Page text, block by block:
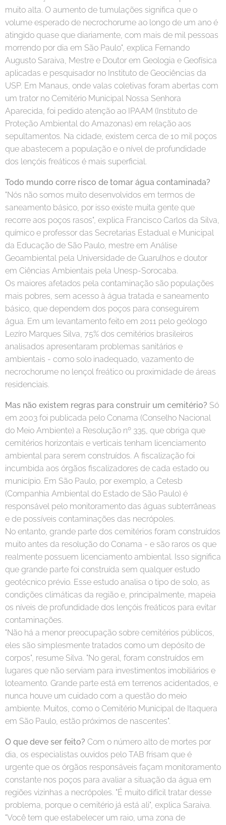
muito alta. O aumento de tumulações significa que o
volume esperado de necrochorume ao longo de um ano é
atingido quase que diariamente, com mais de mil pessoas
morrendo por dia em São Paulo", explica Fernando
Augusto Saraiva, Mestre e Doutor em Geologia e Geofísica
aplicadas e pesquisador no Instituto de Geociências da
USP. Em Manaus, onde valas coletivas foram abertas com
um trator no Cemitério Municipal Nossa Senhora
Aparecida, foi pedido atenção ao IPAAM (Instituto de
Proteção Ambiental do Amazonas) em relação aos
sepultamentos. Na cidade, existem cerca de 10 mil poços
que abastecem a população e o nível de profundidade
dos lençóis freáticos é mais superficial.
Todo mundo corre risco de tomar água contaminada?
"Nós não somos muito desenvolvidos em termos de
saneamento básico, por isso existe muita gente que
recorre aos poços rasos", explica Francisco Carlos da Silva,
químico e professor das Secretarias Estadual e Municipal
da Educação de São Paulo, mestre em Análise
Geoambiental pela Universidade de Guarulhos e doutor
em Ciências Ambientais pela Unesp-Sorocaba.
Os maiores afetados pela contaminação são populações
mais pobres, sem acesso à água tratada e saneamento
básico, que dependem dos poços para conseguirem
água. Em um levantamento feito em 2011 pelo geólogo
Lezíro Marques Silva, 75% dos cemitérios brasileiros
analisados apresentaram problemas sanitários e
ambientais - como solo inadequado, vazamento de
necrochorume no lençol freático ou proximidade de áreas
residenciais.
Mas não existem regras para construir um cemitério? Só
em 2003 foi publicada pelo Conama (Conselho Nacional
do Meio Ambiente) a Resolução nº 335, que obriga que
cemitérios horizontais e verticais tenham licenciamento
ambiental para serem construídos. A fiscalização foi
incumbida aos órgãos fiscalizadores de cada estado ou
município. Em São Paulo, por exemplo, a Cetesb
(Companhia Ambiental do Estado de São Paulo) é
responsável pelo monitoramento das águas subterrâneas
e de possíveis contaminações das necrópoles.
No entanto, grande parte dos cemitérios foram construídos
muito antes da resolução do Conama - e são raros os que
realmente possuem licenciamento ambiental. Isso significa
que grande parte foi construída sem qualquer estudo
geotécnico prévio. Esse estudo analisa o tipo de solo, as
condições climáticas da região e, principalmente, mapeia
os níveis de profundidade dos lençóis freáticos para evitar
contaminações.
"Não há a menor preocupação sobre cemitérios públicos,
eles são simplesmente tratados como um depósito de
corpos", resume Silva. "No geral, foram construídos em
lugares que não serviam para investimentos imobiliários e
loteamento. Grande parte está em terrenos acidentados, e
nunca houve um cuidado com a questão do meio
ambiente. Muitos, como o Cemitério Municipal de Itaquera
em São Paulo, estão próximos de nascentes".
O que deve ser feito? Com o número alto de mortes por
dia, os especialistas ouvidos pelo TAB frisam que é
urgente que os órgãos responsáveis façam monitoramento
constante nos poços para avaliar a situação da água em
regiões vizinhas a necrópoles. "É muito difícil tratar desse
problema, porque o cemitério já está ali", explica Saraiva.
"Você tem que estabelecer um raio, uma zona de